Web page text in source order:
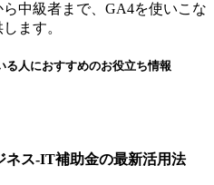
中級者まで、GA4を使いこな
ます。
る人におすすめのお役立ち情報
ネス-IT補助金の最新活用法